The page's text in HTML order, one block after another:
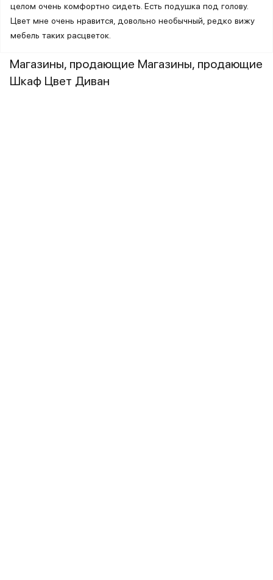
целом очень комфортно сидеть. Есть подушка под голову.
Цвет мне очень нравится, довольно необычный, редко вижу
мебель таких расцветок.
Магазины, продающие Магазины, продающие
Шкаф Цвет Диван